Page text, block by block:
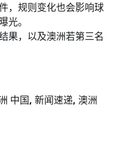
，规则变化也会影响球
光。
果，以及澳洲若第三名
中国, 新闻速递, 澳洲